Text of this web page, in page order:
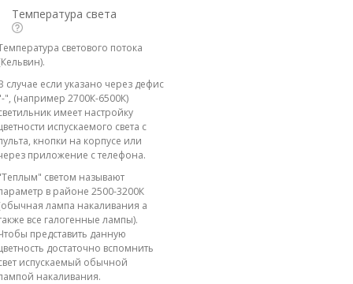
Температура света
светового потока
случае если указано через дефис
", (например 2700К-6500К)
имеет настройку
испускаемого света с
кнопки на корпусе или
приложение с телефона.
светом называют
в районе 2500-3200К
лампа накаливания а
все галогенные лампы).
представить данную
достаточно вспомнить
испускаемый обычной
накаливания.